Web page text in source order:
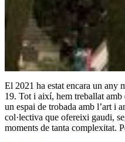
El 2021 ha estat encara un any
19. Tot i així, hem treballat
un espai de trobada amb l’art i
col·lectiva que ofereixi gaudi,
moments de tanta complexitat.